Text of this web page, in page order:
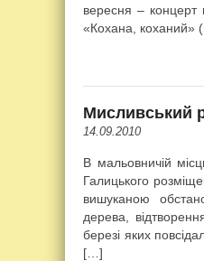
вересня – концерт
«Кохана, коханий»
Мисливський
14.09.2010
В мальовничій
Галицького
вишуканою
дерева,
березі яких
[…]